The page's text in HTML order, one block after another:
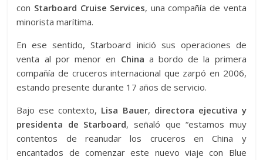
con Starboard Cruise Services, una compañía de venta
minorista marítima.
En ese sentido, Starboard inició sus operaciones de
venta al por menor en China a bordo de la primera
compañía de cruceros internacional que zarpó en 2006,
estando presente durante 17 años de servicio.
Bajo ese contexto, Lisa Bauer, directora ejecutiva y
presidenta de Starboard, señaló que “estamos muy
contentos de reanudar los cruceros en China y
encantados de comenzar este nuevo viaje con Blue